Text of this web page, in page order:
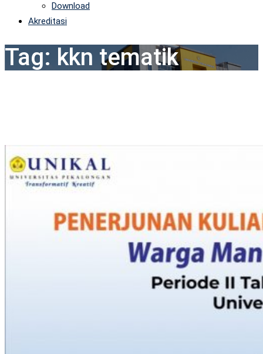
Download
Akreditasi
Tag: kkn tematik